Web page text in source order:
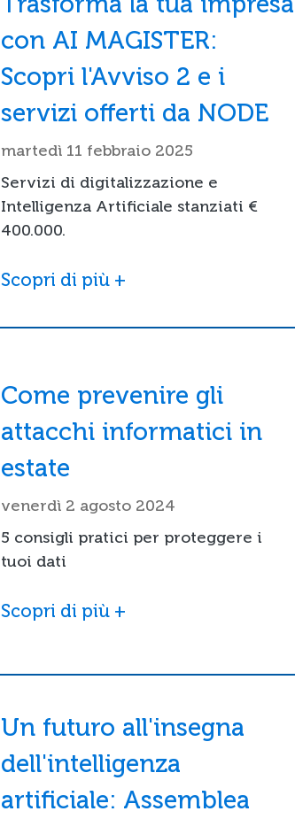
con AI MAGISTER:
Scopri l'Avviso 2 e i
servizi offerti da NODE
martedì 11 febbraio 2025
Servizi di digitalizzazione e
Intelligenza Artificiale stanziati €
400.000.
Scopri di più +
Come prevenire gli
attacchi informatici in
estate
venerdì 2 agosto 2024
5 consigli pratici per proteggere i
tuoi dati
Scopri di più +
Un futuro all'insegna
dell'intelligenza
artificiale: Assemblea